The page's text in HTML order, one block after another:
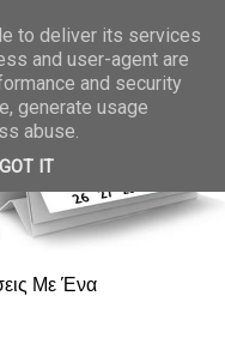
Με Ένα
to deliver its services
and user-agent are
and security
generate usage
abuse.
GOT IT